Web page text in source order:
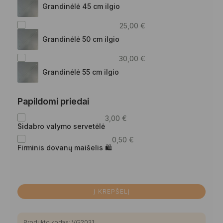
Grandinėlė 45 cm ilgio
Grandinėlė 50 cm ilgio
25,00 €
Grandinėlė 55 cm ilgio
30,00 €
Papildomi priedai
Sidabro valymo servetėlė
3,00 €
Firminis dovanų maišelis 🛍
0,50 €
Į KREPŠELĮ